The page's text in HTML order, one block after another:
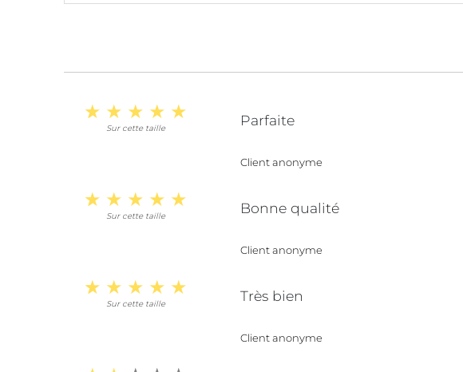
Sur cette taille Parfaite
Client anonyme
Sur cette taille Bonne qualité
Client anonyme
Sur cette taille Très bien
Client anonyme